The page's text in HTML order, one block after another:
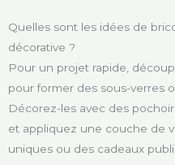
Quelles sont les idées de
décorative ?
Pour un projet rapide,
pour former des sous-verres
Décorez-les avec des
et appliquez une couche de
uniques ou des cadeaux